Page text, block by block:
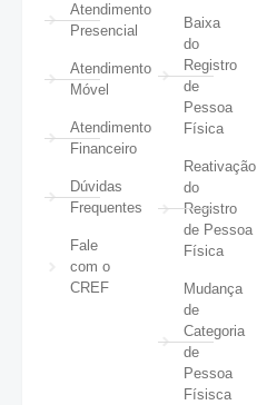
Atendimento
Presencial
Atendimento
Móvel
Atendimento
Financeiro
Dúvidas
Frequentes
Fale
com o
CREF
Baixa
do
Registro
de
Pessoa
Física
Reativação
do
Registro
de Pessoa
Física
Mudança
de
Categoria
de
Pessoa
Físisca